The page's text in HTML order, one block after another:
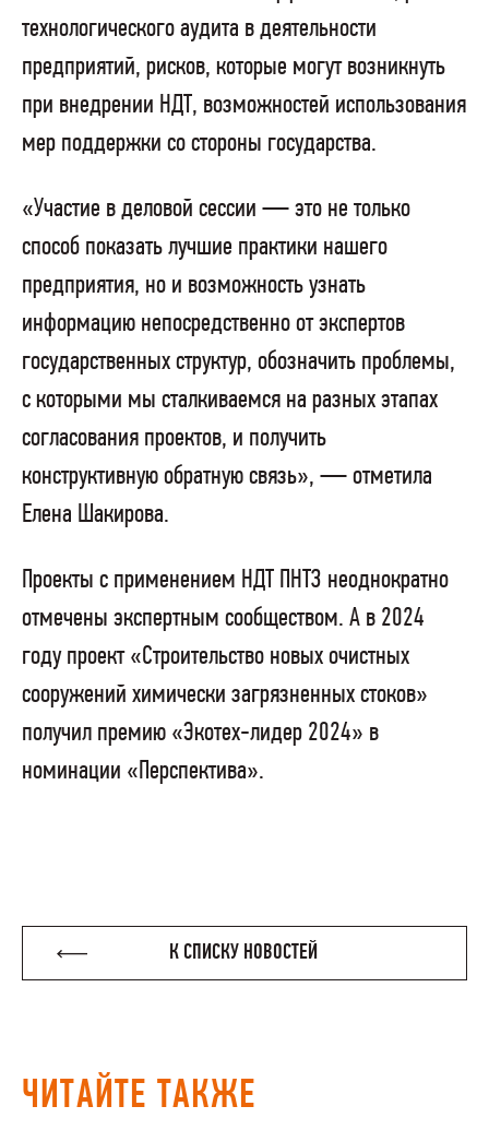
технологического аудита в деятельности
предприятий, рисков, которые могут возникнуть
при внедрении НДТ, возможностей использования
мер поддержки со стороны государства.
«Участие в деловой сессии — это не только
способ показать лучшие практики нашего
предприятия, но и возможность узнать
информацию непосредственно от экспертов
государственных структур, обозначить проблемы,
с которыми мы сталкиваемся на разных этапах
согласования проектов, и получить
конструктивную обратную связь», — отметила
Елена Шакирова.
Проекты с применением НДТ ПНТЗ неоднократно
отмечены экспертным сообществом. А в 2024
году проект «Строительство новых очистных
сооружений химически загрязненных стоков»
получил премию «Экотех-лидер 2024» в
номинации «Перспектива».
К СПИСКУ НОВОСТЕЙ
ЧИТАЙТЕ ТАКЖЕ